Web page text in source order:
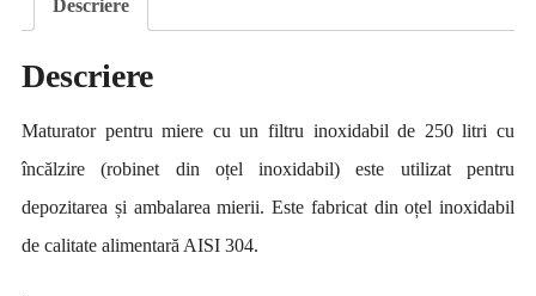
Descriere
Descriere
Maturator pentru miere cu un filtru inoxidabil de 250 litri cu
încălzire (robinet din oțel inoxidabil) este utilizat pentru
depozitarea și ambalarea mierii. Este fabricat din oțel inoxidabil
de calitate alimentară AISI 304.